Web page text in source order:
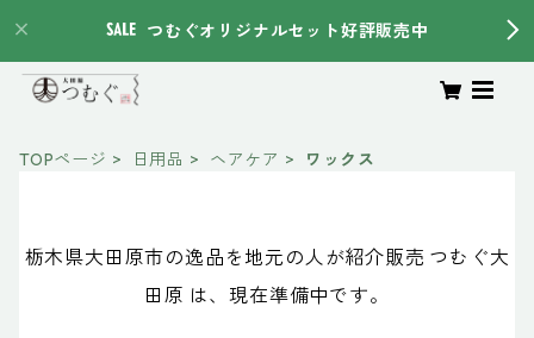
つむぐオリジナルセット好評販売中
TOPページ 日用品 ヘアケア ワックス
栃木県大田原市の逸品を地元の人が紹介販売 つむぐ大
田原 は、現在準備中です。